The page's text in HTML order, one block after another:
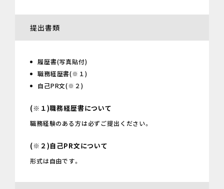
提出書類
履歴書(写真貼付)
職務経歴書(※１)
自己PR文(※２)
(※１)職務経歴書について
職務経験のある方は必ずご提出ください。
(※２)自己PR文について
形式は自由です。